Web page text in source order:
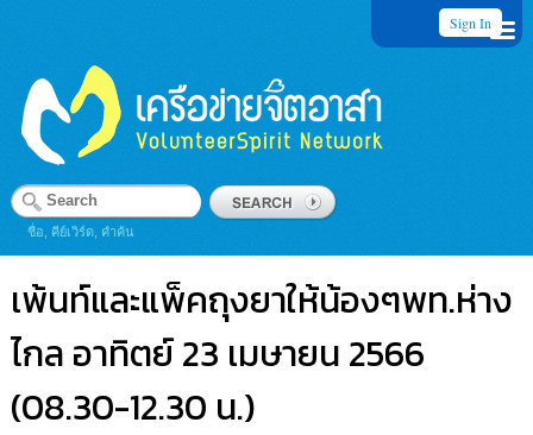
Sign In
ชื่อ, คีย์เวิร์ด, คำค้น
เพ้นท์และแพ็คถุงยาให้น้องๆพท.ห่าง
ไกล อาทิตย์ 23 เมษายน 2566
(08.30-12.30 น.)